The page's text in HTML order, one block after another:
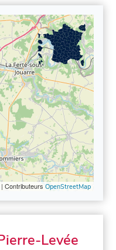
Contributeurs OpenStreetMap
Levée